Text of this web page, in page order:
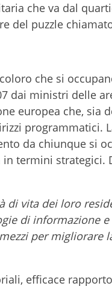
che va dal
del puzzle
che si
dai ministri delle
europea che, sia
programmatici.
da chiunque si
termini strategici.
di vita dei loro
di informazione
per migliorare
efficace